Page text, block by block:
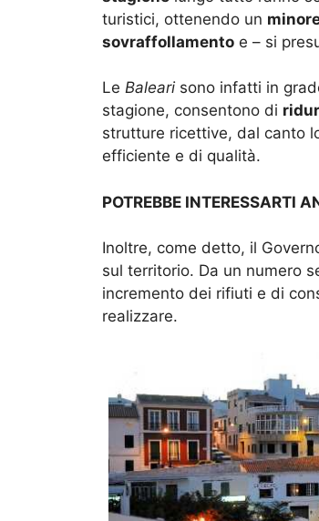
turistici, ottenendo un
sovraffollamento e – si
Le Baleari sono infatti in
stagione, consentono di
strutture ricettive, dal canto
efficiente e di qualità.
POTREBBE INTERESSARTI
Inoltre, come detto, il
sul territorio. Da un numero
incremento dei rifiuti e di
realizzare.